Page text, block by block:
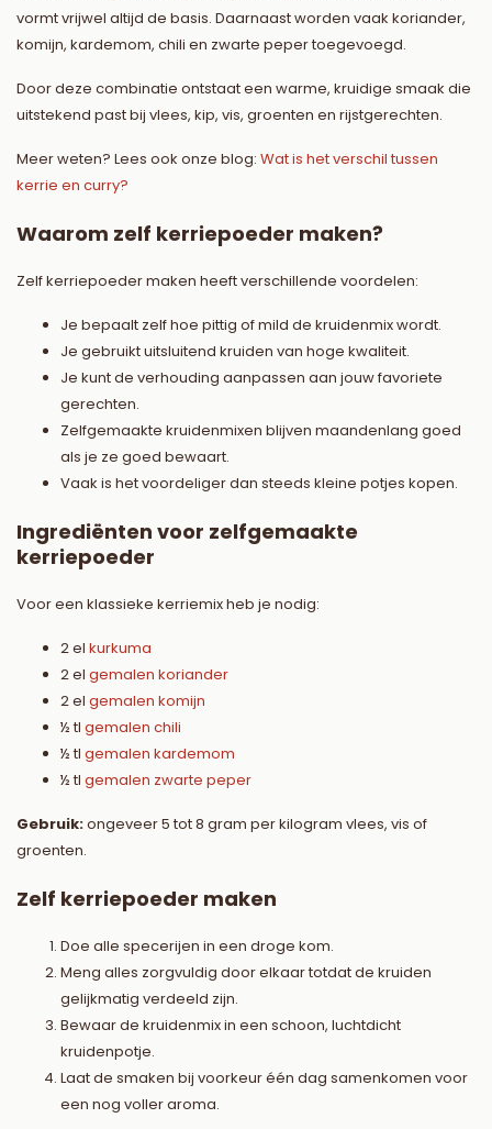
vormt vrijwel altijd de basis. Daarnaast worden vaak koriander,
komijn, kardemom, chili en zwarte peper toegevoegd.
Door deze combinatie ontstaat een warme, kruidige smaak die
uitstekend past bij vlees, kip, vis, groenten en rijstgerechten.
Meer weten? Lees ook onze blog: Wat is het verschil tussen
kerrie en curry?
Waarom zelf kerriepoeder maken?
Zelf kerriepoeder maken heeft verschillende voordelen:
Je bepaalt zelf hoe pittig of mild de kruidenmix wordt.
Je gebruikt uitsluitend kruiden van hoge kwaliteit.
Je kunt de verhouding aanpassen aan jouw favoriete
gerechten.
Zelfgemaakte kruidenmixen blijven maandenlang goed
als je ze goed bewaart.
Vaak is het voordeliger dan steeds kleine potjes kopen.
Ingrediënten voor zelfgemaakte
kerriepoeder
Voor een klassieke kerriemix heb je nodig:
2 el kurkuma
2 el gemalen koriander
2 el gemalen komijn
½ tl gemalen chili
½ tl gemalen kardemom
½ tl gemalen zwarte peper
Gebruik:ongeveer 5 tot 8 gram per kilogram vlees, vis of
groenten.
Zelf kerriepoeder maken
Doe alle specerijen in een droge kom.
Meng alles zorgvuldig door elkaar totdat de kruiden
gelijkmatig verdeeld zijn.
Bewaar de kruidenmix in een schoon, luchtdicht
kruidenpotje.
Laat de smaken bij voorkeur één dag samenkomen voor
een nog voller aroma.